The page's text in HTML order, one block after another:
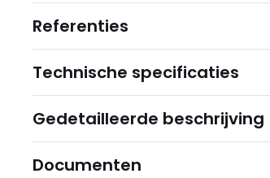
Referenties
Technische specificaties
Gedetailleerde beschrijving
Documenten